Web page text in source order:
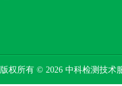
版权所有 © 2026 中科检测技术